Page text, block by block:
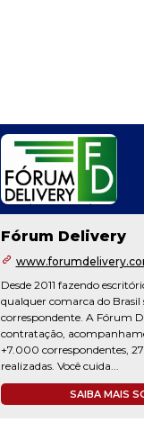
Fórum Delivery
Desde 2011 fazendo
qualquer comarca do
correspondente. A Fórum
contratação,
+7.000 correspondentes,
realizadas. Você cuida...
SAIBA MAIS